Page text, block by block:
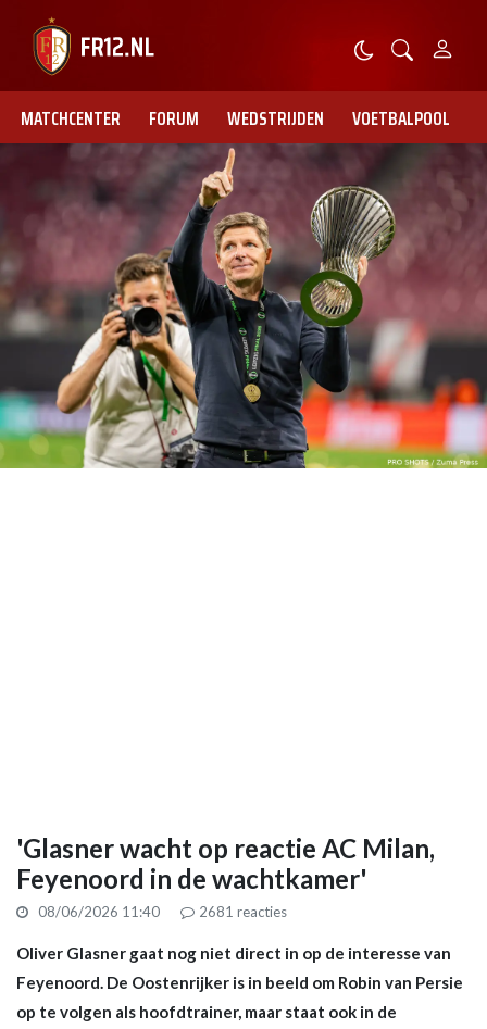
MATCHCENTER FORUM WEDSTRIJDEN VOETBALPOOL
'Glasner wacht op reactie AC Milan,
Feyenoord in de wachtkamer'
08/06/2026 11:40 2681 reacties
Oliver Glasner gaat nog niet direct in op de interesse van
Feyenoord. De Oostenrijker is in beeld om Robin van Persie
op te volgen als hoofdtrainer, maar staat ook in de